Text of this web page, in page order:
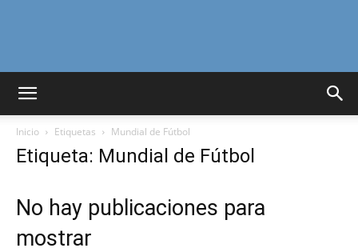
Curiosidades
del
Inicio Etiquetas Mundial de Fútbol
Etiqueta: Mundial de Fútbol
No hay publicaciones para
mostrar